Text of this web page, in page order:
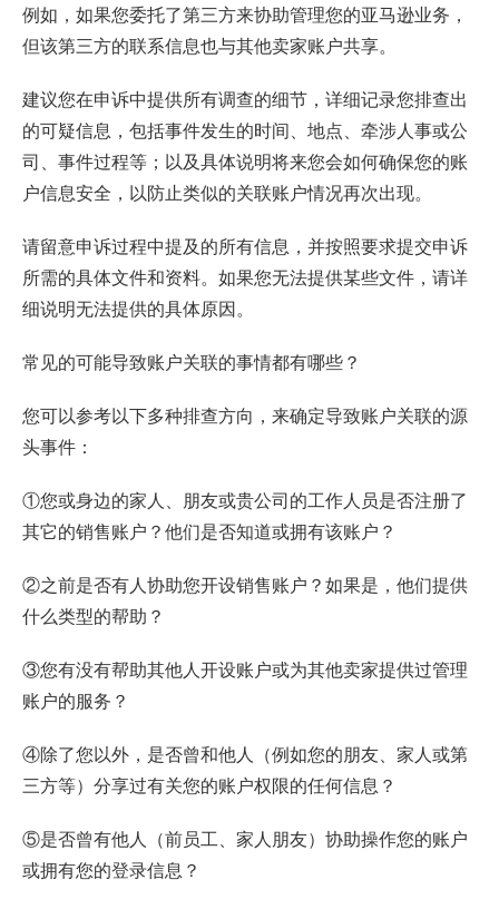
例如，如果您委托了第三方来协助管理您的亚马逊业务，
但该第三方的联系信息也与其他卖家账户共享。
建议您在申诉中提供所有调查的细节，详细记录您排查出
的可疑信息，包括事件发生的时间、地点、牵涉人事或公
司、事件过程等；以及具体说明将来您会如何确保您的账
户信息安全，以防止类似的关联账户情况再次出现。
请留意申诉过程中提及的所有信息，并按照要求提交申诉
所需的具体文件和资料。如果您无法提供某些文件，请详
细说明无法提供的具体原因。
常见的可能导致账户关联的事情都有哪些？
您可以参考以下多种排查方向，来确定导致账户关联的源
头事件：
①您或身边的家人、朋友或贵公司的工作人员是否注册了
其它的销售账户？他们是否知道或拥有该账户？
②之前是否有人协助您开设销售账户？如果是，他们提供
什么类型的帮助？
③您有没有帮助其他人开设账户或为其他卖家提供过管理
账户的服务？
④除了您以外，是否曾和他人（例如您的朋友、家人或第
三方等）分享过有关您的账户权限的任何信息？
⑤是否曾有他人（前员工、家人朋友）协助操作您的账户
或拥有您的登录信息？